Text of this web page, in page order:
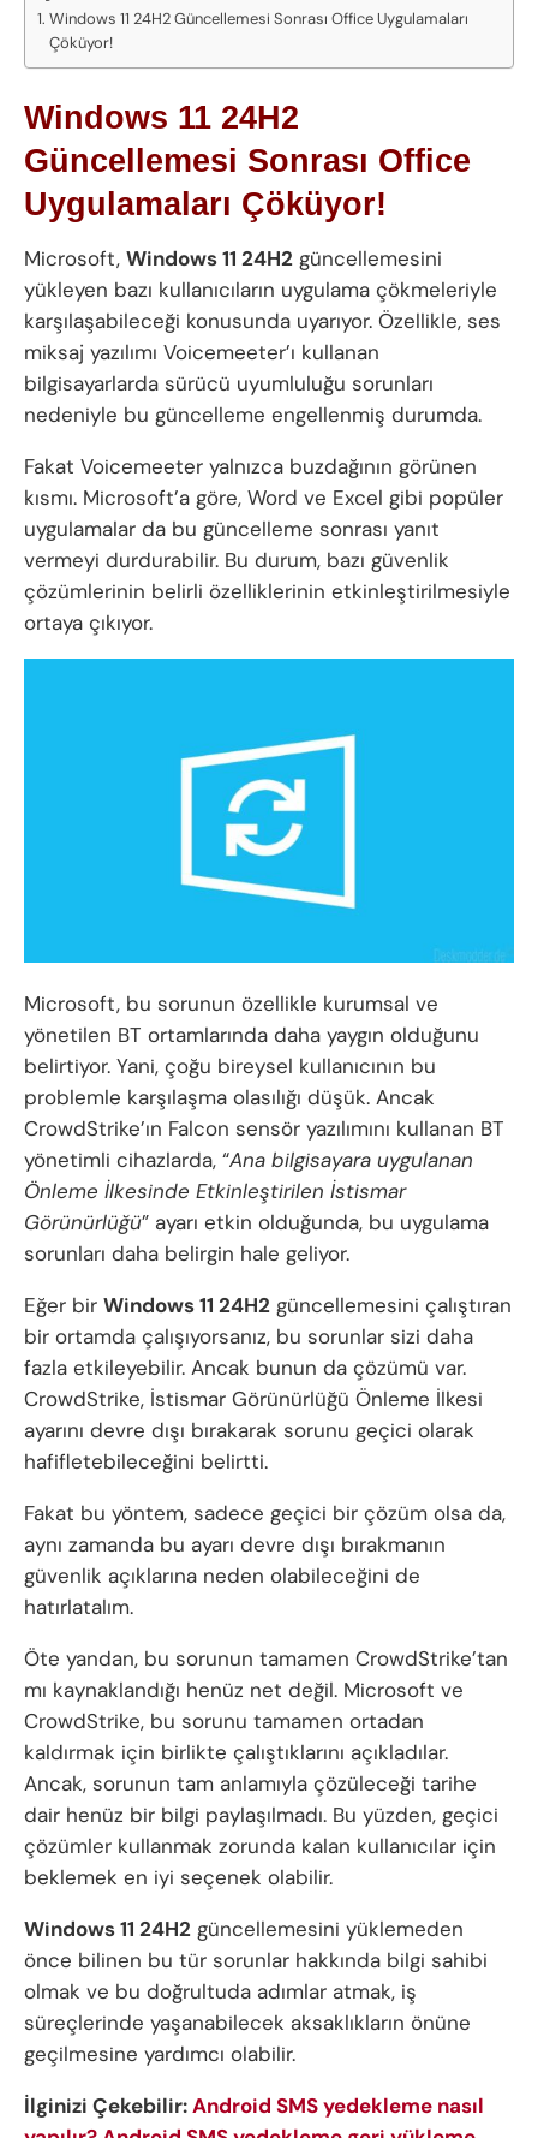
Windows 11 24H2 Güncellemesi Sonrası Office Uygulamaları
Çöküyor!
Windows 11 24H2
Güncellemesi Sonrası Office
Uygulamaları Çöküyor!
Microsoft, Windows 11 24H2 güncellemesini
yükleyen bazı kullanıcıların uygulama çökmeleriyle
karşılaşabileceği konusunda uyarıyor. Özellikle, ses
miksaj yazılımı Voicemeeter’ı kullanan
bilgisayarlarda sürücü uyumluluğu sorunları
nedeniyle bu güncelleme engellenmiş durumda.
Fakat Voicemeeter yalnızca buzdağının görünen
kısmı. Microsoft’a göre, Word ve Excel gibi popüler
uygulamalar da bu güncelleme sonrası yanıt
vermeyi durdurabilir. Bu durum, bazı güvenlik
çözümlerinin belirli özelliklerinin etkinleştirilmesiyle
ortaya çıkıyor.
Microsoft, bu sorunun özellikle kurumsal ve
yönetilen BT ortamlarında daha yaygın olduğunu
belirtiyor. Yani, çoğu bireysel kullanıcının bu
problemle karşılaşma olasılığı düşük. Ancak
CrowdStrike’ın Falcon sensör yazılımını kullanan BT
yönetimli cihazlarda, “Ana bilgisayara uygulanan
Önleme İlkesinde Etkinleştirilen İstismar
Görünürlüğü” ayarı etkin olduğunda, bu uygulama
sorunları daha belirgin hale geliyor.
Eğer bir Windows 11 24H2 güncellemesini çalıştıran
bir ortamda çalışıyorsanız, bu sorunlar sizi daha
fazla etkileyebilir. Ancak bunun da çözümü var.
CrowdStrike, İstismar Görünürlüğü Önleme İlkesi
ayarını devre dışı bırakarak sorunu geçici olarak
hafifletebileceğini belirtti.
Fakat bu yöntem, sadece geçici bir çözüm olsa da,
aynı zamanda bu ayarı devre dışı bırakmanın
güvenlik açıklarına neden olabileceğini de
hatırlatalım.
Öte yandan, bu sorunun tamamen CrowdStrike’tan
mı kaynaklandığı henüz net değil. Microsoft ve
CrowdStrike, bu sorunu tamamen ortadan
kaldırmak için birlikte çalıştıklarını açıkladılar.
Ancak, sorunun tam anlamıyla çözüleceği tarihe
dair henüz bir bilgi paylaşılmadı. Bu yüzden, geçici
çözümler kullanmak zorunda kalan kullanıcılar için
beklemek en iyi seçenek olabilir.
Windows 11 24H2 güncellemesini yüklemeden
önce bilinen bu tür sorunlar hakkında bilgi sahibi
olmak ve bu doğrultuda adımlar atmak, iş
süreçlerinde yaşanabilecek aksaklıkların önüne
geçilmesine yardımcı olabilir.
İlginizi Çekebilir:Android SMS yedekleme nasıl